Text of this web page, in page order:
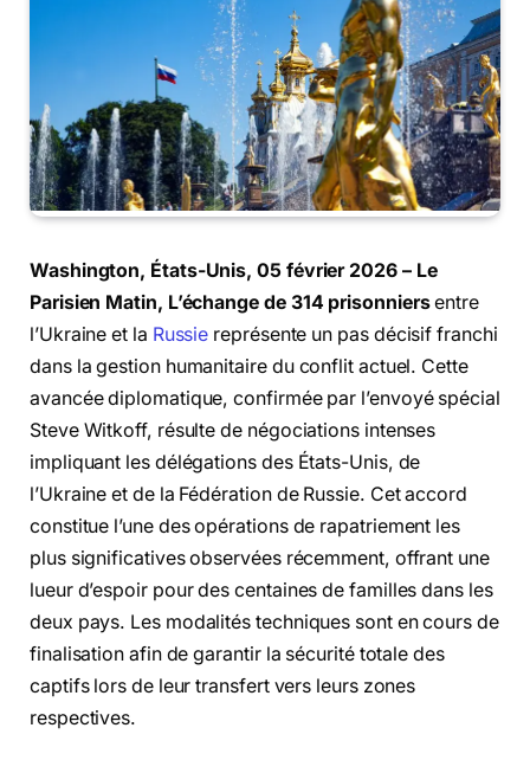
Washington, États-Unis, 05 février 2026 – Le
Parisien Matin, L’échange de 314 prisonniersentre
l’Ukraine et la Russie représente un pas décisif franchi
dans la gestion humanitaire du conflit actuel. Cette
avancée diplomatique, confirmée par l’envoyé spécial
Steve Witkoff, résulte de négociations intenses
impliquant les délégations des États-Unis, de
l’Ukraine et de la Fédération de Russie. Cet accord
constitue l’une des opérations de rapatriement les
plus significatives observées récemment, offrant une
lueur d’espoir pour des centaines de familles dans les
deux pays. Les modalités techniques sont en cours de
finalisation afin de garantir la sécurité totale des
captifs lors de leur transfert vers leurs zones
respectives.